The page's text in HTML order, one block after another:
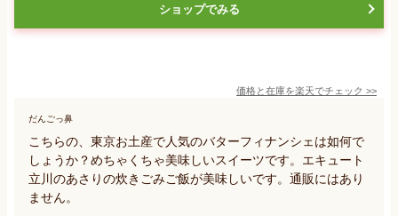
ショップでみる
価格と在庫を楽天でチェック >>
だんごっ鼻
こちらの、東京お土産で人気のバターフィナンシェは如何で
しょうか？めちゃくちゃ美味しいスイーツです。エキュート
立川のあさりの炊きごみご飯が美味しいです。通販にはあり
ません。